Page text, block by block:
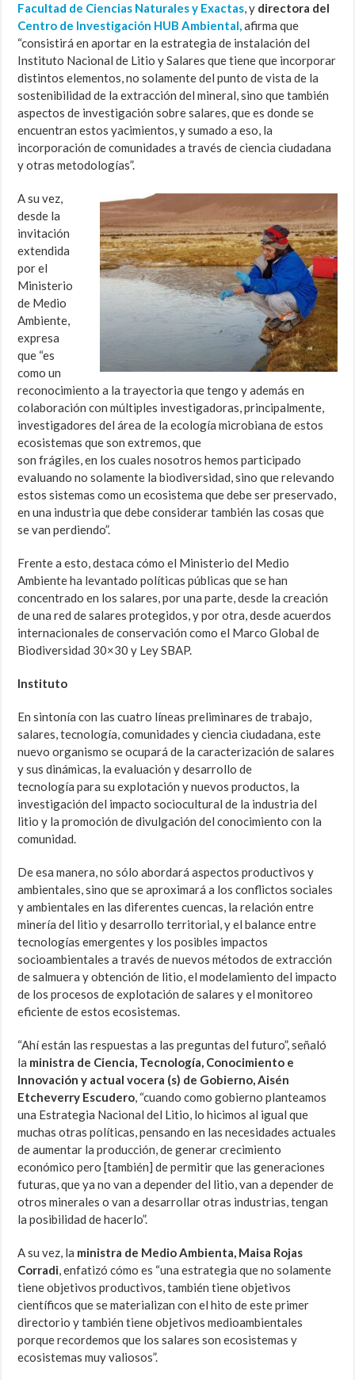
Facultad de Ciencias Naturales y Exactas, y directora del
Centro de Investigación HUB Ambiental,afirma que
“consistirá en aportar en la estrategia de instalación del
Instituto Nacional de Litio y Salares que tiene que incorporar
distintos elementos, no solamente del punto de vista de la
sostenibilidad de la extracción del mineral, sino que también
aspectos de investigación sobre salares, que es donde se
encuentran estos yacimientos, y sumado a eso, la
incorporación de comunidades a través de ciencia ciudadana
y otras metodologías”.
A su vez,
desde la
invitación
extendida
por el
Ministerio
de Medio
Ambiente,
expresa
que “es
como un
reconocimiento a la trayectoria que tengo y además en
colaboración con múltiples investigadoras, principalmente,
investigadores del área de la ecología microbiana de estos
ecosistemas que son extremos, que
son frágiles, en los cuales nosotros hemos participado
evaluando no solamente la biodiversidad, sino que relevando
estos sistemas como un ecosistema que debe ser preservado,
en una industria que debe considerar también las cosas que
se van perdiendo”.
Frente a esto, destaca cómo el Ministerio del Medio
Ambiente ha levantado políticas públicas que se han
concentrado en los salares, por una parte, desde la creación
de una red de salares protegidos, y por otra, desde acuerdos
internacionales de conservación como el Marco Global de
Biodiversidad 30×30 y Ley SBAP.
Instituto
En sintonía con las cuatro líneas preliminares de trabajo,
salares, tecnología, comunidades y ciencia ciudadana, este
nuevo organismo se ocupará de la caracterización de salares
y sus dinámicas, la evaluación y desarrollo de
tecnología para su explotación y nuevos productos, la
investigación del impacto sociocultural de la industria del
litio y la promoción de divulgación del conocimiento con la
comunidad.
De esa manera, no sólo abordará aspectos productivos y
ambientales, sino que se aproximará a los conflictos sociales
y ambientales en las diferentes cuencas, la relación entre
minería del litio y desarrollo territorial, y el balance entre
tecnologías emergentes y los posibles impactos
socioambientales a través de nuevos métodos de extracción
de salmuera y obtención de litio, el modelamiento del impacto
de los procesos de explotación de salares y el monitoreo
eficiente de estos ecosistemas.
“Ahí están las respuestas a las preguntas del futuro”, señaló
la ministra de Ciencia, Tecnología, Conocimiento e
Innovación y actual vocera (s) de Gobierno, Aisén
Etcheverry Escudero, “cuando como gobierno planteamos
una Estrategia Nacional del Litio, lo hicimos al igual que
muchas otras políticas, pensando en las necesidades actuales
de aumentar la producción, de generar crecimiento
económico pero [también] de permitir que las generaciones
futuras, que ya no van a depender del litio, van a depender de
otros minerales o van a desarrollar otras industrias, tengan
la posibilidad de hacerlo”.
A su vez, la ministra de Medio Ambienta, Maisa Rojas
Corradi, enfatizó cómo es “una estrategia que no solamente
tiene objetivos productivos, también tiene objetivos
científicos que se materializan con el hito de este primer
directorio y también tiene objetivos medioambientales
porque recordemos que los salares son ecosistemas y
ecosistemas muy valiosos”.